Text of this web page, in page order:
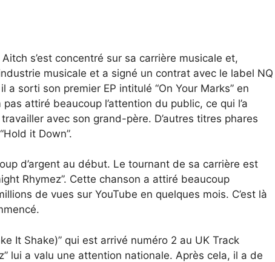
s’est concentré sur sa carrière musicale et,
musicale et a signé un contrat avec le label NQ
a sorti son premier EP intitulé “On Your Marks” en
attiré beaucoup l’attention du public, ce qui l’a
avec son grand-père. D’autres titres phares
it Down”.
d’argent au début. Le tournant de sa carrière est
Rhymez”. Cette chanson a attiré beaucoup
de vues sur YouTube en quelques mois. C’est là
It Shake)” qui est arrivé numéro 2 au UK Track
lui a valu une attention nationale. Après cela, il a de